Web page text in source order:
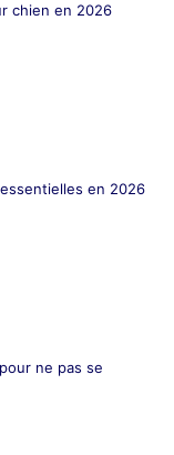
chien en 2026
en 2026
ne pas se